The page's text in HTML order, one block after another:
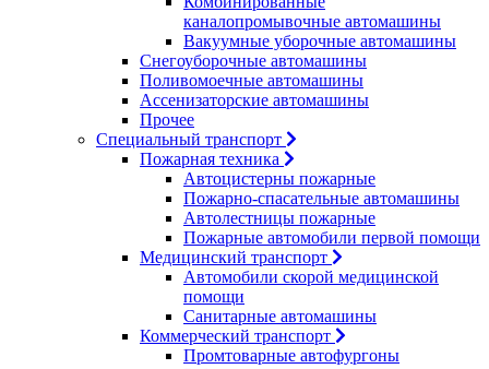
каналопромывочные автомашины
Вакуумные уборочные автомашины
Снегоуборочные автомашины
Поливомоечные автомашины
Ассенизаторские автомашины
Прочее
Специальный транспорт
Пожарная техника
Автоцистерны пожарные
Пожарно-спасательные автомашины
Автолестницы пожарные
Пожарные автомобили первой помощи
Медицинский транспорт
Автомобили скорой медицинской
помощи
Санитарные автомашины
Коммерческий транспорт
Промтоварные автофургоны